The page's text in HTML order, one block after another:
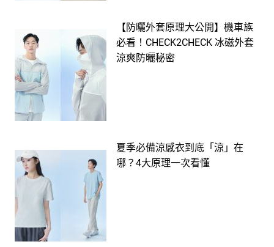
【防曬外套原理大公開】機車族
必看！CHECK2CHECK 冰磁外套
涼爽防曬秘密
夏季必備涼感衣到底「涼」在
哪？4大原理一次看懂